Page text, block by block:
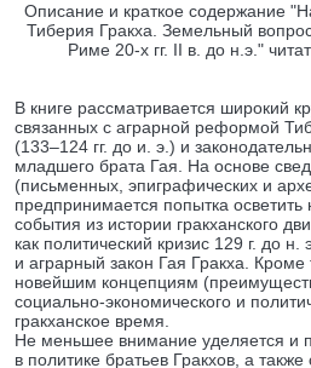
Описание и краткое содержание
Тиберия Гракха. Земельный
Риме 20-х гг. II в. до н.э."
В книге рассматривается широкий
связанных с аграрной реформой
(133–124 гг. до и. э.) и
младшего брата Гая. На основе
(письменных, эпиграфических и
предпринимается попытка
события из истории гракханского
как политический кризис 129 г. до н.
и аграрный закон Гая Гракха. Кроме
новейшим концепциям
социально-экономического и
гракханское время.
Не меньшее внимание уделяется и
в политике братьев Гракхов, а